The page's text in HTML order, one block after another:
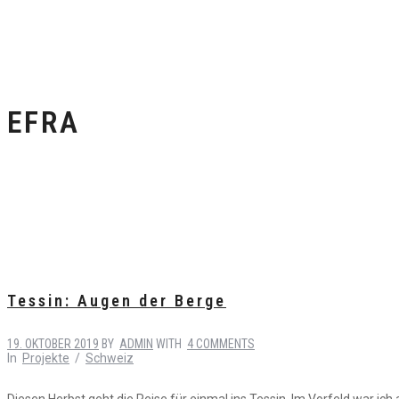
EFRA
Tessin: Augen der Berge
19. OKTOBER 2019 BY ADMIN WITH 4 COMMENTS
In Projekte / Schweiz